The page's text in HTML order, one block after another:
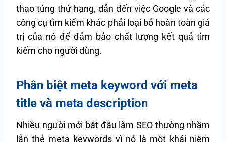
thao túng thứ hạng, dẫn đến việc Google và các
công cụ tìm kiếm khác phải loại bỏ hoàn toàn giá
trị của nó để đảm bảo chất lượng kết quả tìm
kiếm cho người dùng.
Phân biệt meta keyword với meta
title và meta description
Nhiều người mới bắt đầu làm SEO thường nhầm
lẫn thẻ meta keywords vì nó là một khái niệm